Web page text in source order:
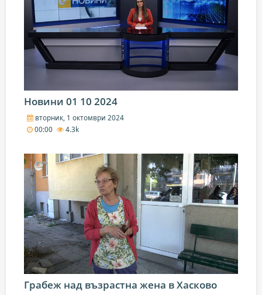
Новини 01 10 2024
вторник, 1 октомври 2024
00:00
4.3k
Грабеж над възрастна жена в Хасково